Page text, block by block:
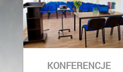
KONFERENCJE